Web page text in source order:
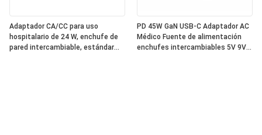
Adaptador CA/CC para uso
hospitalario de 24 W, enchufe de
pared intercambiable, estándar
PD 45W GaN USB-C Adaptador AC
Médico Fuente de alimentación
enchufes intercambiables 5V 9V